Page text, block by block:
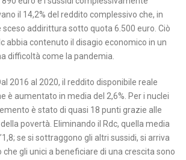
il 14,2% del reddito complessivo che, in
addirittura sotto quota 6.500 euro. Ciò
abbia contenuto il disagio economico in un
difficoltà come la pandemia.
2016 al 2020, il reddito disponibile reale
è aumentato in media del 2,6%. Per i nuclei
è stato di quasi 18 punti grazie alle
povertà. Eliminando il Rdc, quella media
se si sottraggono gli altri sussidi, si arriva
che gli unici a beneficiare di una crescita sono